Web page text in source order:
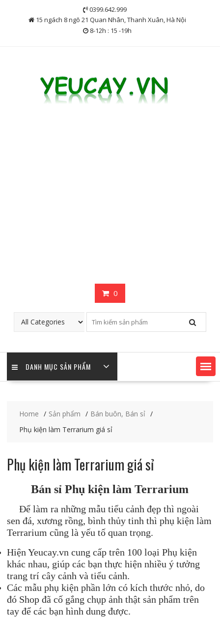
0399.642.999
15 ngách 8 ngõ 21 Quan Nhân, Thanh Xuân, Hà Nội
8-12h : 15 -19h
0
DANH MỤC SẢN PHẨM
Home Sản phẩm
Bán buôn, Bán sỉ
Phụ kiện làm Terrarium giá sỉ
Phụ kiện làm Terrarium giá sỉ
Bán sỉ Phụ kiện làm Terrarium
Để làm ra những mẫu tiểu cảnh đẹp thì ngoài
sen đá, xương rồng, bình thủy tinh thì phụ kiện làm
Terrarium cũng là yếu tố quan trọng.
Hiện Yeucay.vn cung cấp trên 100 loại Phụ kiện
khác nhau, giúp các bạn thực hiện nhiều ý tưởng
trang trí cây cảnh và tiểu cảnh.
Các mẫu phụ kiện phần lớn có kích thước nhỏ, do
đó Shop đã cố gắng chụp ảnh thật sản phẩm trên
tay để các bạn hình dung được.